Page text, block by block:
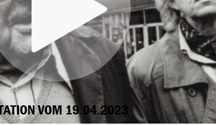
VOM 19.04.2023